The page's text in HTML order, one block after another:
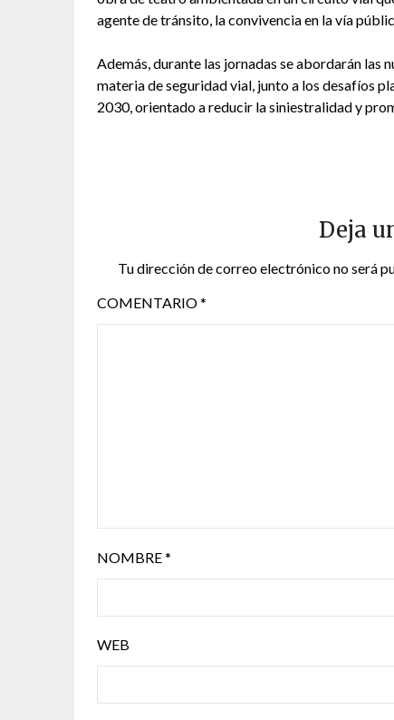
agente de tránsito, la convivencia en la vía
Además, durante las jornadas se abordarán las
materia de seguridad vial, junto a los desafíos
2030, orientado a reducir la siniestralidad y
Deja
Tu dirección de correo electrónico no será
COMENTARIO*
NOMBRE*
WEB